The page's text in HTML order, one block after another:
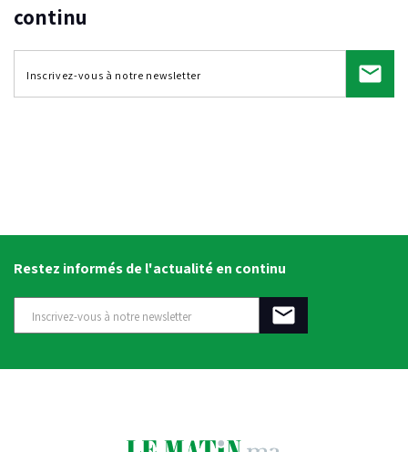
continu
Restez informés de l'actualité en continu